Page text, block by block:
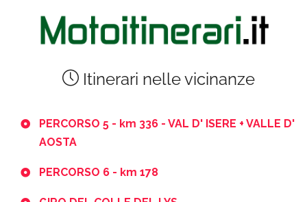
Itinerari nelle vicinanze
PERCORSO 5 - km 336 - VAL D' ISERE + VALLE D'
AOSTA
PERCORSO 6 - km 178